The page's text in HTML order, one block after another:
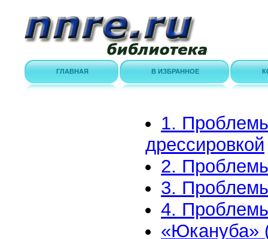
ГЛАВНАЯ В ИЗБРАННОЕ
1.
дрессировкой
2.
3.
4.
«Юкануба»